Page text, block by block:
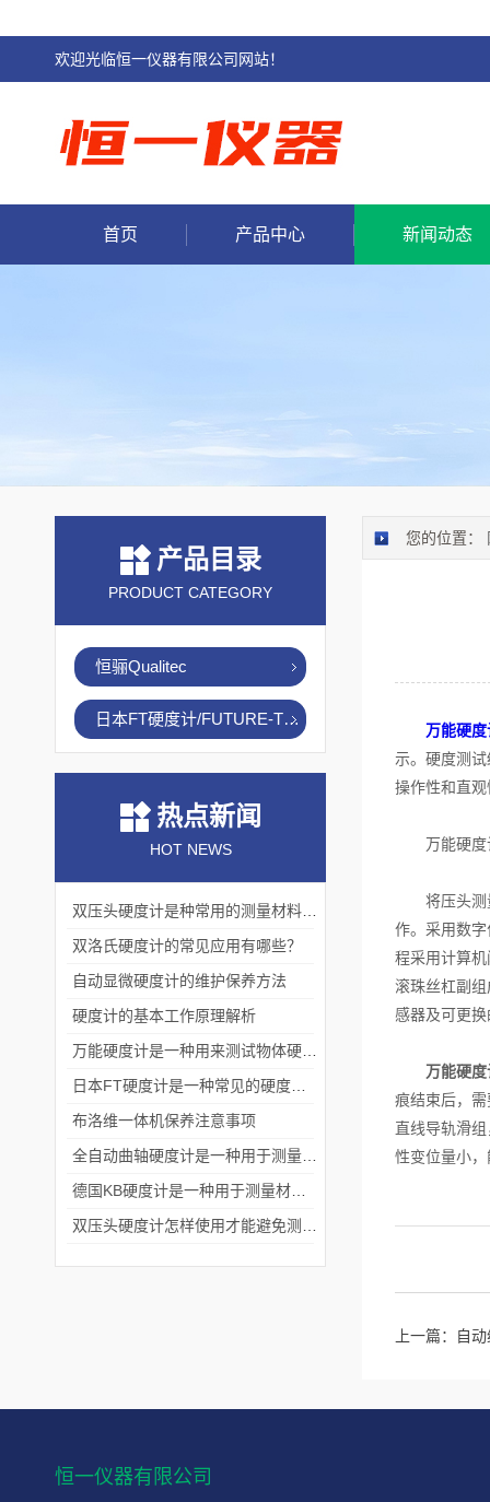
欢迎光临恒一仪器有限公司网站！
首页 产品中心 新闻动态
产品目录
PRODUCT CATEGORY
恒骊Qualitec
日本FT硬度计/FUTURE-TECH
热点新闻
HOT NEWS
双洛氏硬度计的常见应用有哪些？
自动显微硬度计的维护保养方法
硬度计的基本工作原理解析
布洛维一体机保养注意事项
您的位置：
万能硬度
示。硬度测
操作性和直
万能硬度
将压头测量
作。采用数
程采用计算
滚珠丝杠副
感器及可更
万能硬度
痕结束后，
直线导轨滑
性变位量小
上一篇： 自
恒一仪器有限公司